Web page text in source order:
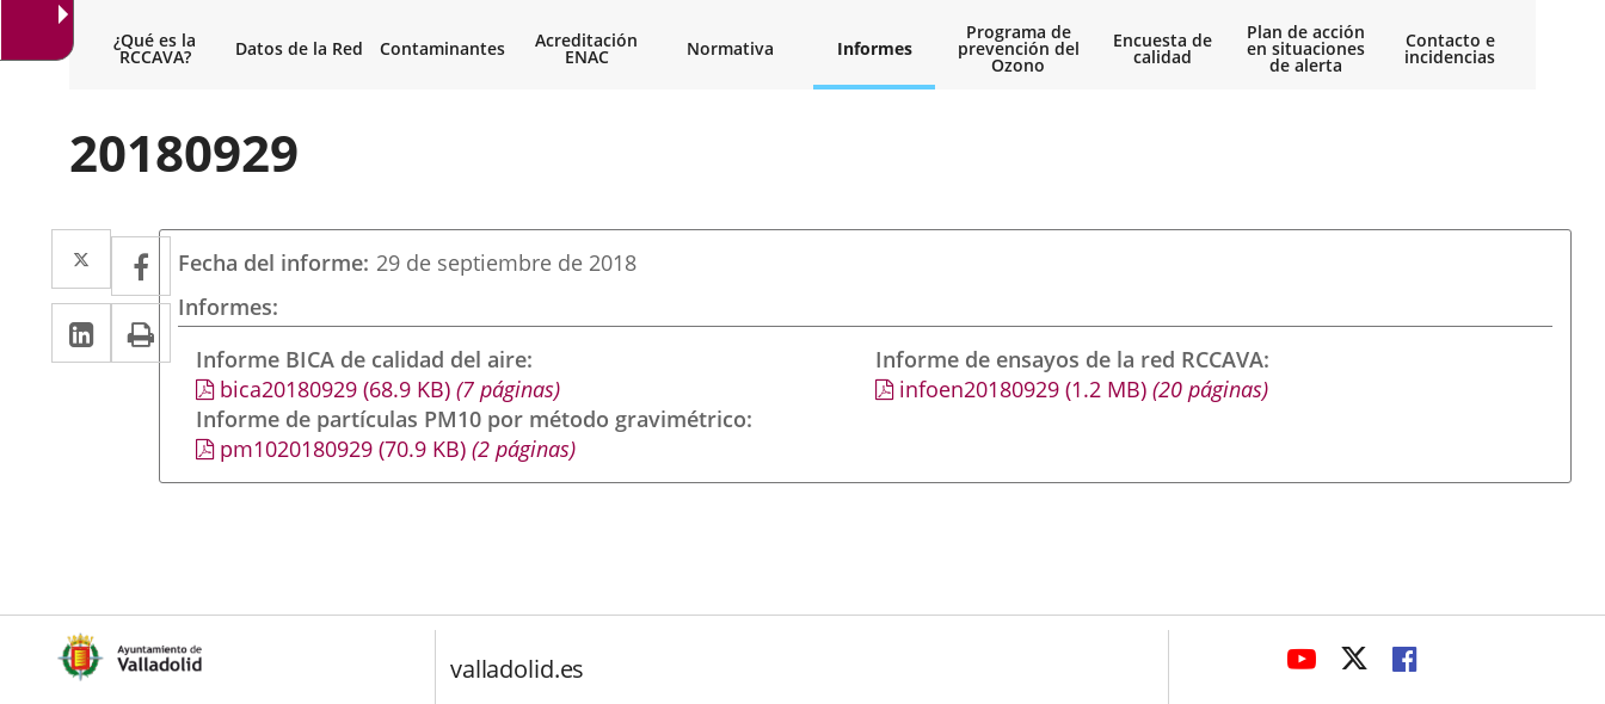
¿Qué es la
RCCAVA? Datos de la Red Contaminantes Acreditación
ENAC Normativa Informes
Programa de
prevención del
Ozono
Encuesta de
calidad
Plan de acción
en situaciones
de alerta
Contacto e
incidencias
20180929
Twitter
Enlace
a
una
aplicación
externa.
Facebook
Enlace
a
una
aplicación
externa.
LinkedIn
Enlace
a
aplicación
externa.
Imprimir
Fecha del informe 29 de septiembre de 2018
Informes
Informe BICA de calidad del aire
bica20180929(68.9 KB)(7 páginas)
Informe de partículas PM10 por método gravimétrico
pm1020180929(70.9 KB)(2 páginas)
Informe de ensayos de la red RCCAVA
infoen20180929 (1.2 MB) (20 páginas)
valladolid.es
ENLACEENLACEENLACE